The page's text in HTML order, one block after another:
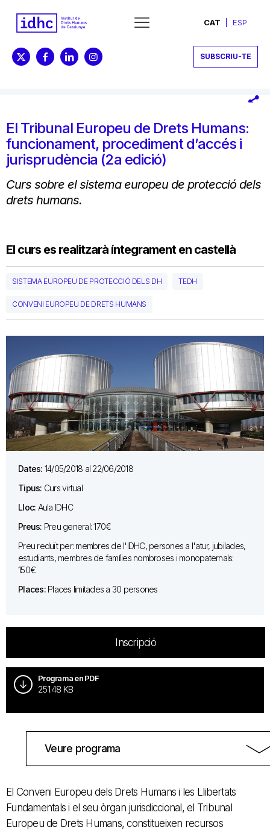
CAT ESP
SUBSCRIU-TE
El Tribunal Europeu de Drets Humans:
funcionament, procediment d’accés i
jurisprudència (2a edició)
Curs sobre el sistema europeu de protecció dels
drets humans.
El curs es realitzarà íntegrament en castellà
SISTEMA EUROPEU DE PROTECCIÓ DELS DH TEDH
CONVENI EUROPEU DE DRETS HUMANS
Dates: 14/05/2018 al 22/06/2018
Tipus: Curs virtual
Lloc: Aula IDHC
Preus: Preu general: 170€
Preu reduït per: membres de l'IDHC, persones a l'atur, jubilades,
estudiants, membres de famílies nombroses i monopaternals:
150€
Places: Places limitades a 30 persones
Inscripció
Programa en PDF
251.48 KB
Veure programa
El Conveni Europeu dels Drets Humans i les Llibertats
Fundamentals i el seu òrgan jurisdiccional, el Tribunal
Europeu de Drets Humans, constitueixen recursos